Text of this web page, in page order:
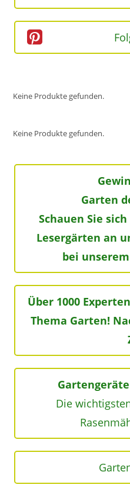
Keine Produkte gefunden.
Keine Produkte gefunden.
Garten
Schauen Sie
Lesergärten an
bei
Über 1000
Thema Garten!
Die